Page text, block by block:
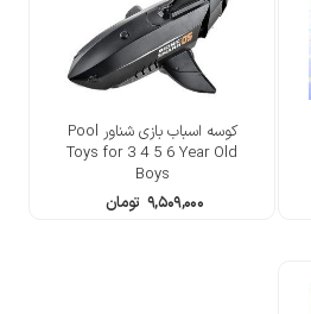
کوسه اسباب بازی شناور Pool
Toys for 3 4 5 6 Year Old
Boys
۹,۵۰۹,۰۰۰ تومان